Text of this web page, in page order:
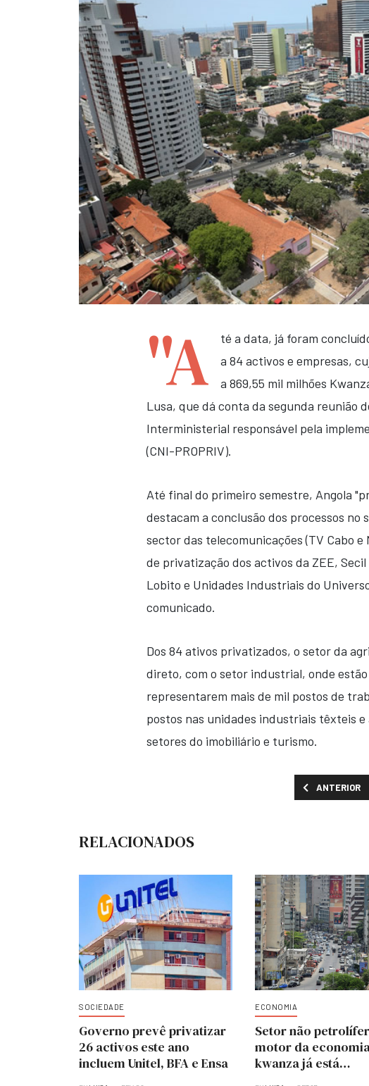
"A
té a data, já foram
a 84 activos e empresas,
a 869,55 mil milhões
Lusa, que dá conta da segunda reunião
Interministerial responsável pela
(CNI-PROPRIV).
Até final do primeiro semestre, Angola
destacam a conclusão dos processos no
sector das telecomunicações (TV Cabo
de privatização dos activos da ZEE,
Lobito e Unidades Industriais do
comunicado.
Dos 84 ativos privatizados, o setor da
direto, com o setor industrial, onde
representarem mais de mil postos de
postos nas unidades industriais têxteis e
setores do imobiliário e turismo.
ARTIGO
ANTERIOR
RELACIONADOS
SOCIEDADE
Governo prevê privatizar
26 activos este ano
incluem Unitel, BFA e Ensa
ECONOMIA
Setor não
motor da
kwanza já está